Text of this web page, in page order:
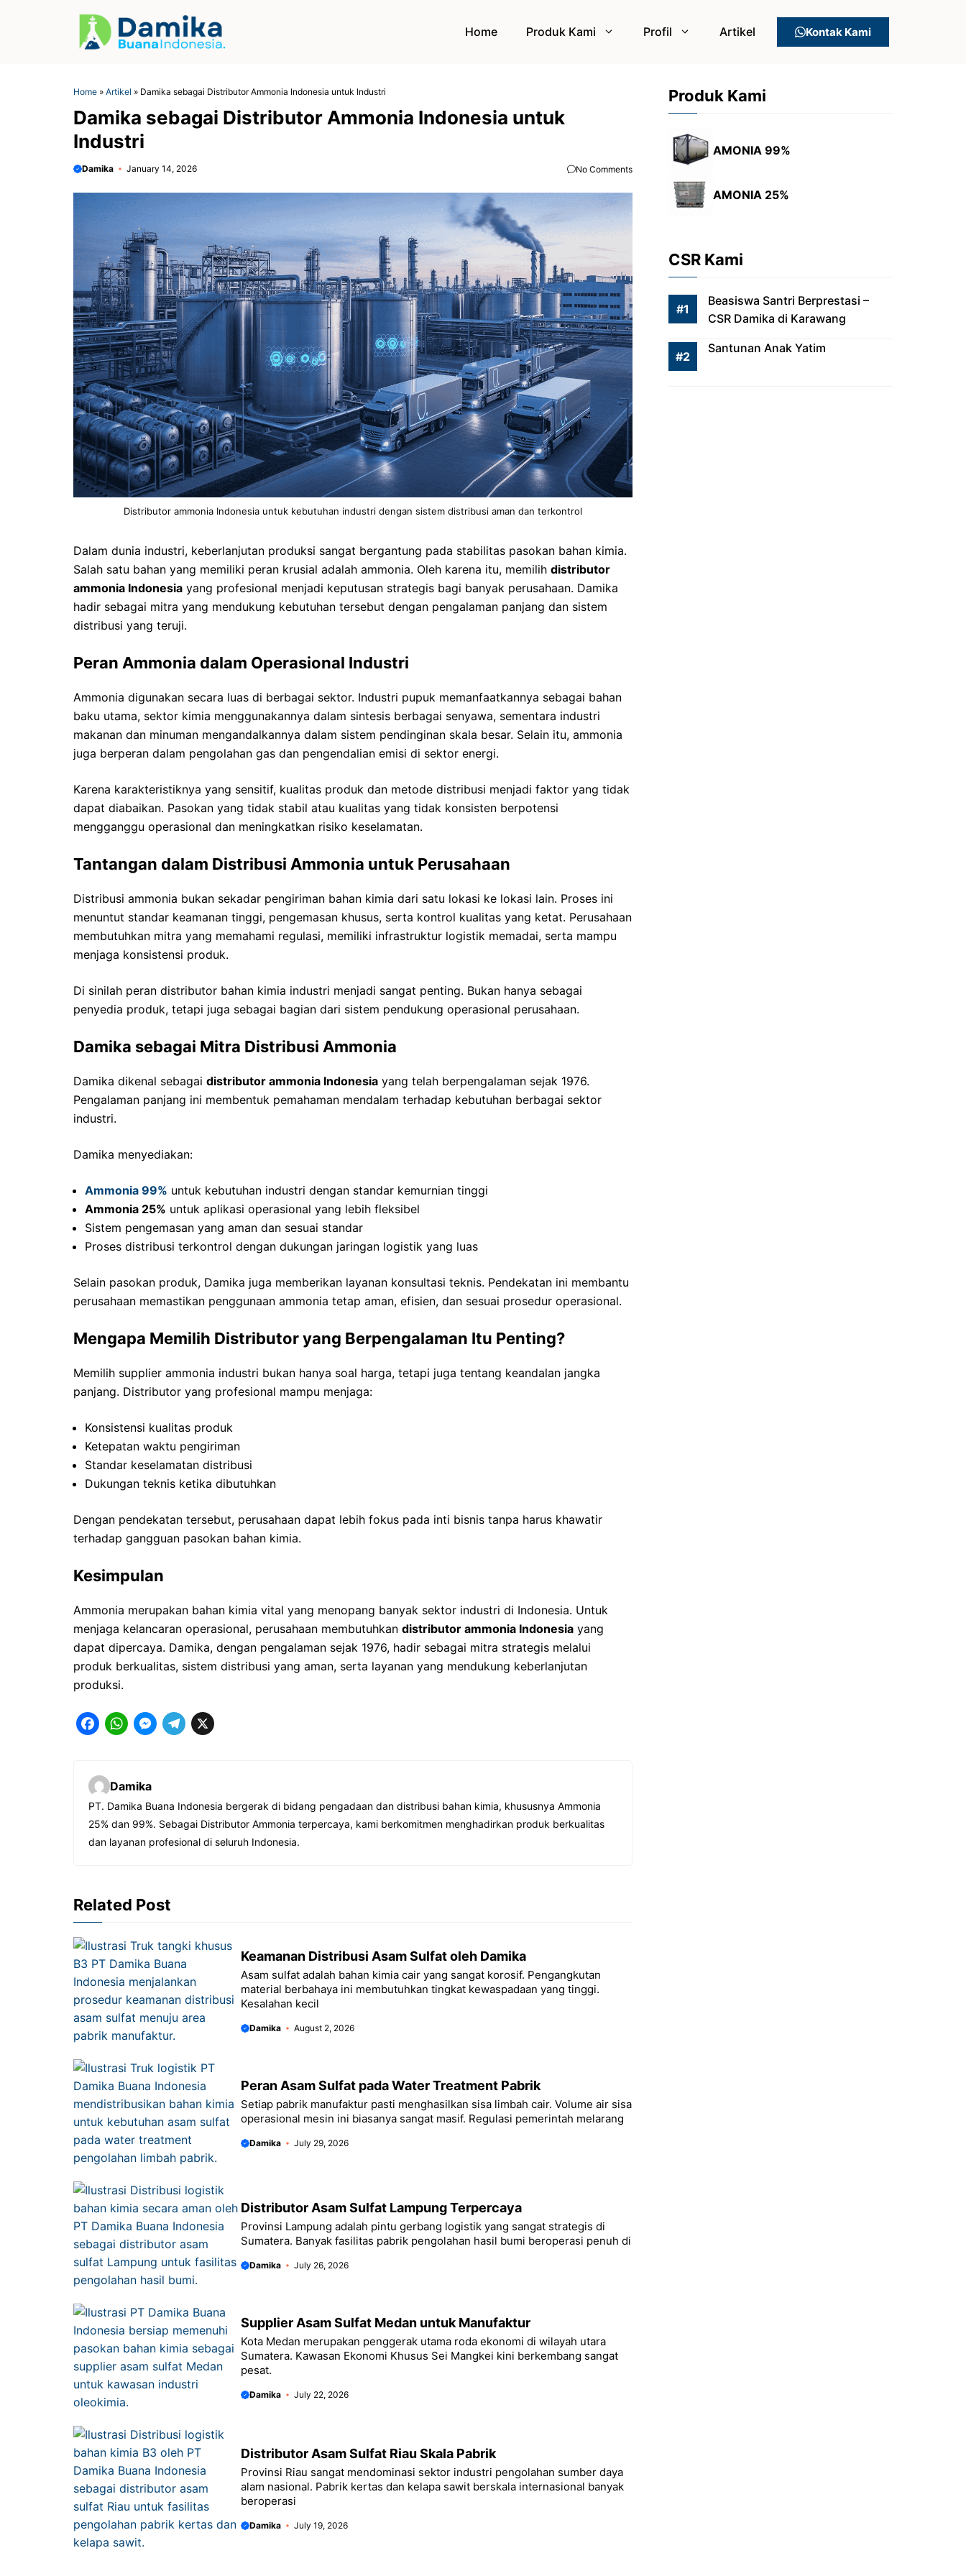
Home Produk Kami Profil Artikel Kontak Kami
Home » Artikel » Damika sebagai Distributor Ammonia Indonesia untuk Industri
Damika sebagai Distributor Ammonia Indonesia untuk
Industri
Damika January 14, 2026 No Comments
Distributor ammonia Indonesia untuk kebutuhan industri dengan sistem distribusi aman dan terkontrol
Dalam dunia industri, keberlanjutan produksi sangat bergantung pada stabilitas pasokan bahan kimia.
Salah satu bahan yang memiliki peran krusial adalah ammonia. Oleh karena itu, memilih distributor
ammonia Indonesia yang profesional menjadi keputusan strategis bagi banyak perusahaan. Damika
hadir sebagai mitra yang mendukung kebutuhan tersebut dengan pengalaman panjang dan sistem
distribusi yang teruji.
Peran Ammonia dalam Operasional Industri
Ammonia digunakan secara luas di berbagai sektor. Industri pupuk memanfaatkannya sebagai bahan
baku utama, sektor kimia menggunakannya dalam sintesis berbagai senyawa, sementara industri
makanan dan minuman mengandalkannya dalam sistem pendinginan skala besar. Selain itu, ammonia
juga berperan dalam pengolahan gas dan pengendalian emisi di sektor energi.
Karena karakteristiknya yang sensitif, kualitas produk dan metode distribusi menjadi faktor yang tidak
dapat diabaikan. Pasokan yang tidak stabil atau kualitas yang tidak konsisten berpotensi
mengganggu operasional dan meningkatkan risiko keselamatan.
Tantangan dalam Distribusi Ammonia untuk Perusahaan
Distribusi ammonia bukan sekadar pengiriman bahan kimia dari satu lokasi ke lokasi lain. Proses ini
menuntut standar keamanan tinggi, pengemasan khusus, serta kontrol kualitas yang ketat. Perusahaan
membutuhkan mitra yang memahami regulasi, memiliki infrastruktur logistik memadai, serta mampu
menjaga konsistensi produk.
Di sinilah peran distributor bahan kimia industri menjadi sangat penting. Bukan hanya sebagai
penyedia produk, tetapi juga sebagai bagian dari sistem pendukung operasional perusahaan.
Damika sebagai Mitra Distribusi Ammonia
Damika dikenal sebagai distributor ammonia Indonesia yang telah berpengalaman sejak 1976.
Pengalaman panjang ini membentuk pemahaman mendalam terhadap kebutuhan berbagai sektor
industri.
Damika menyediakan:
Ammonia 99% untuk kebutuhan industri dengan standar kemurnian tinggi
Ammonia 25% untuk aplikasi operasional yang lebih fleksibel
Sistem pengemasan yang aman dan sesuai standar
Proses distribusi terkontrol dengan dukungan jaringan logistik yang luas
Selain pasokan produk, Damika juga memberikan layanan konsultasi teknis. Pendekatan ini membantu
perusahaan memastikan penggunaan ammonia tetap aman, efisien, dan sesuai prosedur operasional.
Mengapa Memilih Distributor yang Berpengalaman Itu Penting?
Memilih supplier ammonia industri bukan hanya soal harga, tetapi juga tentang keandalan jangka
panjang. Distributor yang profesional mampu menjaga:
Konsistensi kualitas produk
Ketepatan waktu pengiriman
Standar keselamatan distribusi
Dukungan teknis ketika dibutuhkan
Dengan pendekatan tersebut, perusahaan dapat lebih fokus pada inti bisnis tanpa harus khawatir
terhadap gangguan pasokan bahan kimia.
Kesimpulan
Ammonia merupakan bahan kimia vital yang menopang banyak sektor industri di Indonesia. Untuk
menjaga kelancaran operasional, perusahaan membutuhkan distributor ammonia Indonesia yang
dapat dipercaya. Damika, dengan pengalaman sejak 1976, hadir sebagai mitra strategis melalui
produk berkualitas, sistem distribusi yang aman, serta layanan yang mendukung keberlanjutan
produksi.
F
c
e
b
o
W
t
s
A
M
s
e
n
r
T
e
g
r
X
Damika
PT. Damika Buana Indonesia bergerak di bidang pengadaan dan distribusi bahan kimia, khususnya Ammonia
25% dan 99%. Sebagai Distributor Ammonia terpercaya, kami berkomitmen menghadirkan produk berkualitas
dan layanan profesional di seluruh Indonesia.
Related Post
Keamanan Distribusi Asam Sulfat oleh Damika
Asam sulfat adalah bahan kimia cair yang sangat korosif. Pengangkutan
material berbahaya ini membutuhkan tingkat kewaspadaan yang tinggi.
Kesalahan kecil
Damika August 2, 2026
Peran Asam Sulfat pada Water Treatment Pabrik
Setiap pabrik manufaktur pasti menghasilkan sisa limbah cair. Volume air sisa
operasional mesin ini biasanya sangat masif. Regulasi pemerintah melarang
Damika July 29, 2026
Distributor Asam Sulfat Lampung Terpercaya
Provinsi Lampung adalah pintu gerbang logistik yang sangat strategis di
Sumatera. Banyak fasilitas pabrik pengolahan hasil bumi beroperasi penuh di
Damika July 26, 2026
Supplier Asam Sulfat Medan untuk Manufaktur
Kota Medan merupakan penggerak utama roda ekonomi di wilayah utara
Sumatera. Kawasan Ekonomi Khusus Sei Mangkei kini berkembang sangat
pesat.
Damika July 22, 2026
Distributor Asam Sulfat Riau Skala Pabrik
Provinsi Riau sangat mendominasi sektor industri pengolahan sumber daya
alam nasional. Pabrik kertas dan kelapa sawit berskala internasional banyak
beroperasi
Damika July 19, 2026
Produk Kami
AMONIA 99%
AMONIA 25%
CSR Kami
Beasiswa Santri Berprestasi –
CSR Damika di Karawang
Santunan Anak Yatim